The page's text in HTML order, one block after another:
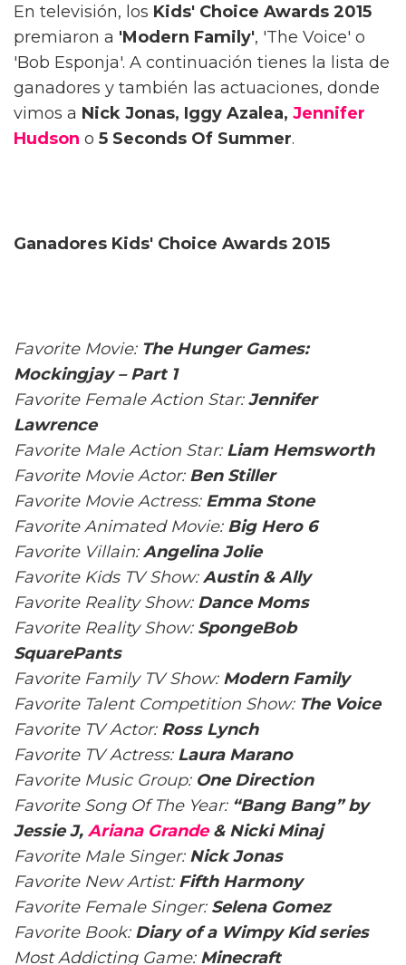
En televisión, los Kids' Choice Awards 2015
premiaron a 'Modern Family', 'The Voice' o
'Bob Esponja'. A continuación tienes la lista de
ganadores y también las actuaciones, donde
vimos a Nick Jonas, Iggy Azalea, Jennifer
Hudson o 5 Seconds Of Summer.
Ganadores Kids' Choice Awards 2015
Favorite Movie: The Hunger Games:
Mockingjay – Part 1
Favorite Female Action Star:Jennifer
Lawrence
Favorite Male Action Star:Liam Hemsworth
Favorite Movie Actor: Ben Stiller
Favorite Movie Actress:Emma Stone
Favorite Animated Movie: Big Hero 6
Favorite Villain:Angelina Jolie
Favorite Kids TV Show:Austin & Ally
Favorite Reality Show:Dance Moms
Favorite Reality Show: SpongeBob
SquarePants
Favorite Family TV Show: Modern Family
Favorite Talent Competition Show: The Voice
Favorite TV Actor: Ross Lynch
Favorite TV Actress: Laura Marano
Favorite Music Group:One Direction
Favorite Song Of The Year: “Bang Bang” by
Jessie J, Ariana Grande& Nicki Minaj
Favorite Male Singer: Nick Jonas
Favorite New Artist: Fifth Harmony
Favorite Female Singer: Selena Gomez
Favorite Book:Diary of a Wimpy Kid series
Most Addicting Game: Minecraft